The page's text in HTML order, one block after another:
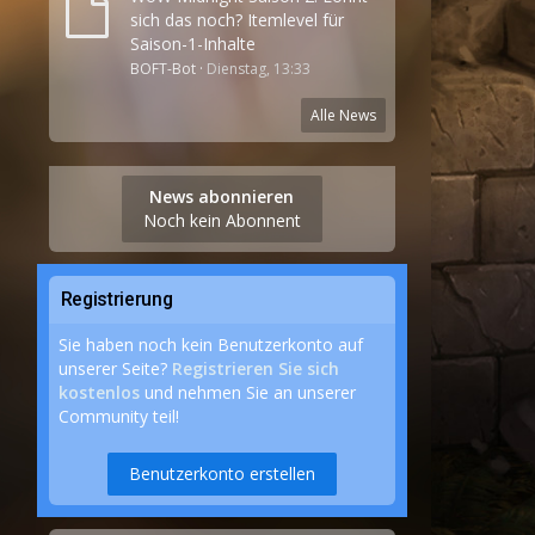
sich das noch? Itemlevel für
Saison-1-Inhalte
BOFT-Bot Dienstag, 13:33
Alle News
News abonnieren
Noch kein Abonnent
Registrierung
Sie haben noch kein Benutzerkonto auf
unserer Seite? Registrieren Sie sich
kostenlosund nehmen Sie an unserer
Community teil!
Benutzerkonto erstellen